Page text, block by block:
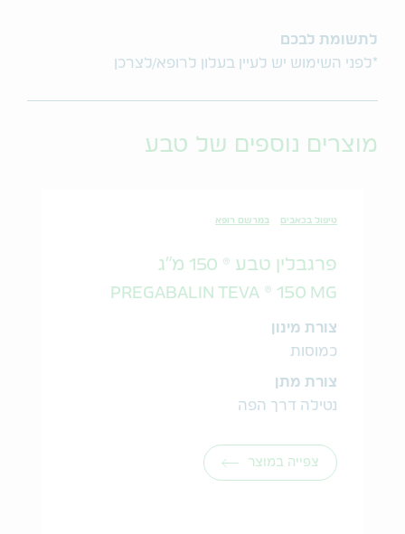
לתשומת לבכם
*לפני השימוש יש לעיין בעלון לרופא/לצרכן
מוצרים נוספים של טבע
טיפול בכאבים במרשם רופא
פרגבלין טבע ® 150 מ"ג
PREGABALIN TEVA ® 150 MG
צורת מינון
כמוסות
צורת מתן
נטילה דרך הפה
צפייה במוצר